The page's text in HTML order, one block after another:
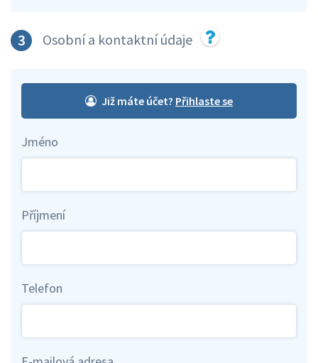
3 Osobní a kontaktní údaje
Již máte účet?
Jméno
Příjmení
Telefon